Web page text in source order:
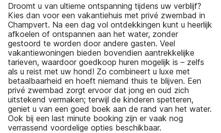
Droomt u van ultieme ontspanning tijdens uw verblijf?
Kies dan voor een vakantiehuis met privé zwembad in
Champvert. Na een dag vol ontdekkingen kunt u heerlijk
afkoelen of ontspannen aan het water, zonder
gestoord te worden door andere gasten. Veel
vakantiewoningen bieden bovendien aantrekkelijke
tarieven, waardoor goedkoop huren mogelijk is – zelfs
als u reist met uw hond! Zo combineert u luxe met
betaalbaarheid en hoeft niemand thuis te blijven. Een
privé zwembad zorgt ervoor dat jong en oud zich
uitstekend vermaken; terwijl de kinderen spetteren,
geniet u van een goed boek aan de rand van het water.
Ook bij een last minute booking zijn er vaak nog
verrassend voordelige opties beschikbaar.